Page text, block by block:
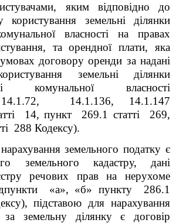
яким відповідно до
користування земельні ділянки
власності на правах
та орендної плати, яка
договору оренди за надані
земельні ділянки
комунальної власності
14.1.136, 14.1.147
14, пункт 269.1 статті 269,
288 Кодексу).
земельного податку є
земельного кадастру, дані
речових прав на нерухоме
«а», «б» пункту 286.1
підставою для нарахування
за земельну ділянку є договір